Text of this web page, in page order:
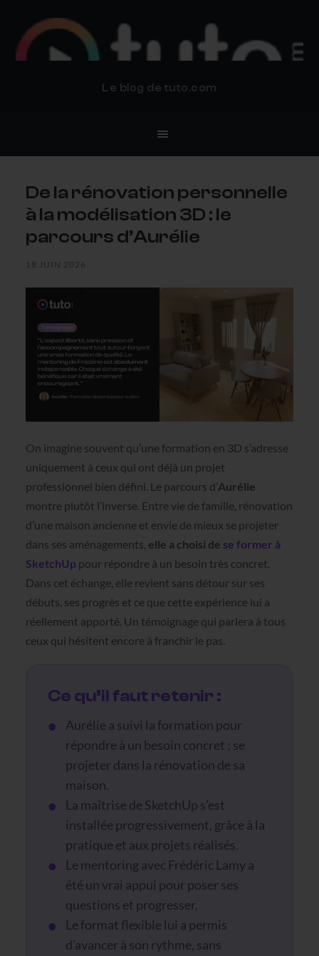
Le blog de tuto.com
De la rénovation personnelle
à la modélisation 3D : le
parcours d’Aurélie
18 JUIN 2026
On imagine souvent qu’une formation en 3D s’adresse
uniquement à ceux qui ont déjà un projet
professionnel bien défini. Le parcours d’Aurélie
montre plutôt l’inverse. Entre vie de famille, rénovation
d’une maison ancienne et envie de mieux se projeter
dans ses aménagements, elle a choisi de se former à
SketchUp pour répondre à un besoin très concret.
Dans cet échange, elle revient sans détour sur ses
débuts, ses progrès et ce que cette expérience lui a
réellement apporté. Un témoignage qui parlera à tous
ceux qui hésitent encore à franchir le pas.
Ce qu’il faut retenir :
Aurélie a suivi la formation pour
répondre à un besoin concret : se
projeter dans la rénovation de sa
maison.
La maîtrise de SketchUp s’est
installée progressivement, grâce à la
pratique et aux projets réalisés.
Le mentoring avec Frédéric Lamy a
été un vrai appui pour poser ses
questions et progresser.
Le format flexible lui a permis
d’avancer à son rythme, sans